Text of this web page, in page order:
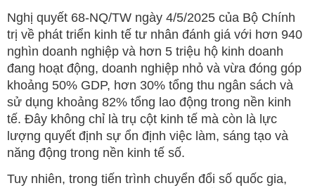
Nghị quyết 68-NQ/TW ngày 4/5/2025 của Bộ Chính
trị về phát triển kinh tế tư nhân đánh giá với hơn 940
nghìn doanh nghiệp và hơn 5 triệu hộ kinh doanh
đang hoạt động, doanh nghiệp nhỏ và vừa đóng góp
khoảng 50% GDP, hơn 30% tổng thu ngân sách và
sử dụng khoảng 82% tổng lao động trong nền kinh
tế. Đây không chỉ là trụ cột kinh tế mà còn là lực
lượng quyết định sự ổn định việc làm, sáng tạo và
năng động trong nền kinh tế số.
Tuy nhiên, trong tiến trình chuyển đổi số quốc gia,